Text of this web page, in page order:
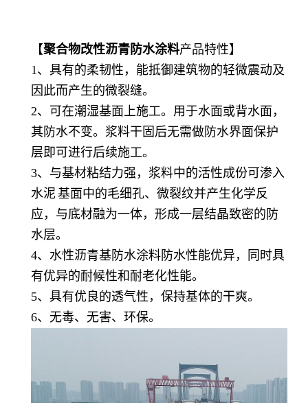
【聚合物改性沥青防水涂料产品特性】
1、具有的柔韧性，能抵御建筑物的轻微震动及
因此而产生的微裂缝。
2、可在潮湿基面上施工。用于水面或背水面，
其防水不变。浆料干固后无需做防水界面保护
层即可进行后续施工。
3、与基材粘结力强，浆料中的活性成份可渗入
水泥基面中的毛细孔、微裂纹并产生化学反
应，与底材融为一体，形成一层结晶致密的防
水层。
4、水性沥青基防水涂料防水性能优异，同时具
有优异的耐候性和耐老化性能。
5、具有优良的透气性，保持基体的干爽。
6、无毒、无害、环保。